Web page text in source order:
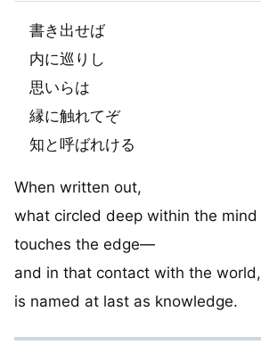
書き出せば
内に巡りし
思いらは
縁に触れてぞ
知と呼ばれける
When written out,
what circled deep within the mind
touches the edge—
and in that contact with the world,
is named at last as knowledge.